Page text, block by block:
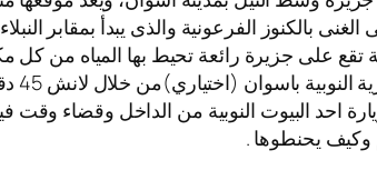
على جزيرة رائعة تحيط بها المياه من كل
زيارة احد البيوت النوبية من الداخل وقضاء
وكيف يحنطوها .